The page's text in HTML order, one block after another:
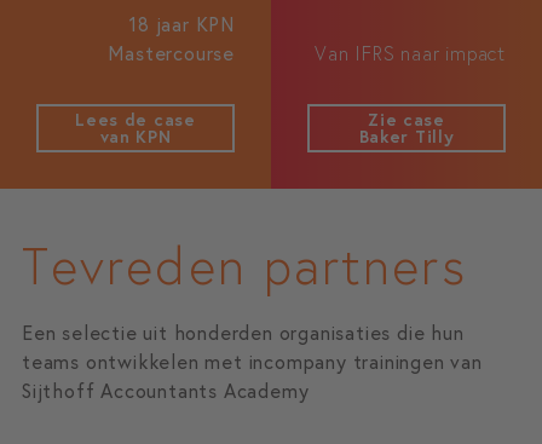
18 jaar KPN
Mastercourse
Lees de case
van KPN
Van IFRS naar impact
Zie case
Baker Tilly
Tevreden partners
Een selectie uit honderden organisaties die hun
teams ontwikkelen met incompany trainingen van
Sijthoff Accountants Academy